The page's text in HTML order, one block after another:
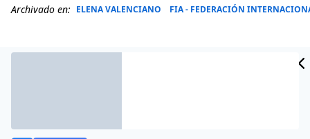
Archivado en: ELENA VALENCIANO FIA - FEDERACIÓN